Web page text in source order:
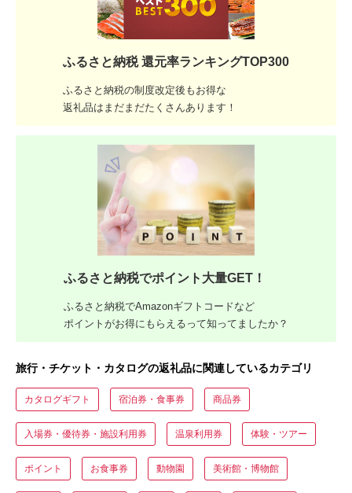
ふるさと納税 還元率ランキングTOP300
ふるさと納税の制度改定後もお得な
返礼品はまだまだたくさんあります！
ふるさと納税でポイント大量GET！
ふるさと納税でAmazonギフトコードなど
ポイントがお得にもらえるって知ってましたか？
旅行・チケット・カタログの返礼品に関連しているカテゴリ
カタログギフト 宿泊券・食事券 商品券
入場券・優待券・施設利用券 温泉利用券 体験・ツアー
ポイント お食事券 動物園 美術館・博物館